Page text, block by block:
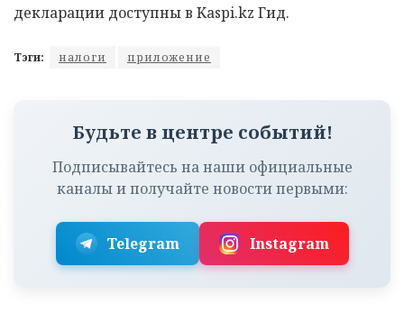
декларации доступны в Kaspi.kz Гид.
Тэги: налоги приложение
Будьте в центре событий!
Подписывайтесь на наши официальные
каналы и получайте новости первыми:
Telegram Instagram